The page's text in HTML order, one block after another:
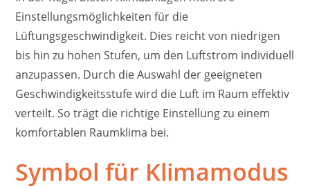
Einstellungsmöglichkeiten für die
Lüftungsgeschwindigkeit. Dies reicht von niedrigen
bis hin zu hohen Stufen, um den Luftstrom individuell
anzupassen. Durch die Auswahl der geeigneten
Geschwindigkeitsstufe wird die Luft im Raum effektiv
verteilt. So trägt die richtige Einstellung zu einem
komfortablen Raumklima bei.
Symbol für Klimamodus